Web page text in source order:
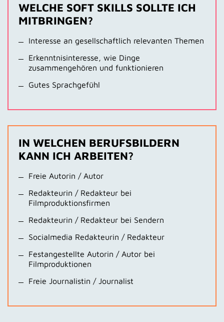
WELCHE SOFT SKILLS SOLLTE ICH
MITBRINGEN?
Interesse an gesellschaftlich relevanten Themen
Erkenntnisinteresse, wie Dinge
zusammengehören und funktionieren
Gutes Sprachgefühl
IN WELCHEN BERUFSBILDERN
KANN ICH ARBEITEN?
Freie Autorin / Autor
Redakteurin / Redakteur bei
Filmproduktionsfirmen
Redakteurin / Redakteur bei Sendern
Socialmedia Redakteurin / Redakteur
Festangestellte Autorin / Autor bei
Filmproduktionen
Freie Journalistin / Journalist